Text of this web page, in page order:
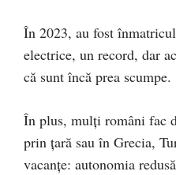
În 2023, au fost
electrice, un record, dar
că sunt încă prea scumpe.
În plus, mulți români fac
prin țară sau în Grecia,
vacanțe: autonomia